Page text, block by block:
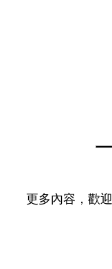
更多內容，歡迎